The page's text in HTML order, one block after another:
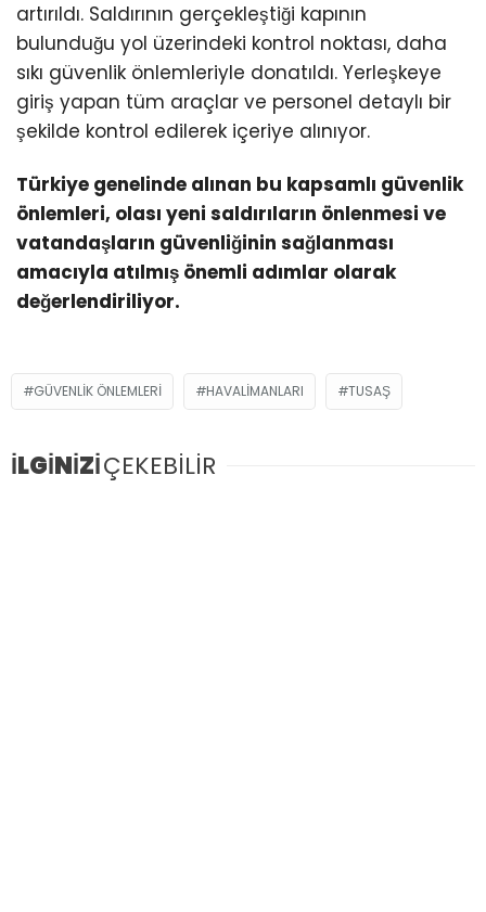
artırıldı. Saldırının gerçekleştiği kapının
bulunduğu yol üzerindeki kontrol noktası, daha
sıkı güvenlik önlemleriyle donatıldı. Yerleşkeye
giriş yapan tüm araçlar ve personel detaylı bir
şekilde kontrol edilerek içeriye alınıyor.
Türkiye genelinde alınan bu kapsamlı güvenlik
önlemleri, olası yeni saldırıların önlenmesi ve
vatandaşların güvenliğinin sağlanması
amacıyla atılmış önemli adımlar olarak
değerlendiriliyor.
GÜVENLIK ÖNLEMLERI HAVALIMANLARI TUSAŞ
İLGİNİZİÇEKEBİLİR